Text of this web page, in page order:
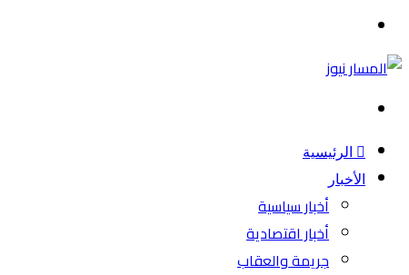
الرئيسية
الأخبار
أخبار سياسية
أخبار اقتصادية
جريمة والعقاب